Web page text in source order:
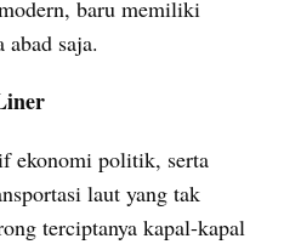
baru memiliki
abad saja.
ekonomi politik, serta
laut yang tak
terciptanya kapal-kapal